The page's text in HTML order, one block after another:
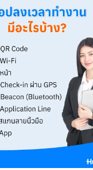
วลาทำงาน มี
าน คือ แอปที่ใช้บันทึกเวลาเข้า
ออนไลน์ ที่สามารถยืนยันตัวต
ละสามารถเชื่อมข้อมูลเข้าสู่ระ
วลาทำงาน มีหลากหลายรูปแ